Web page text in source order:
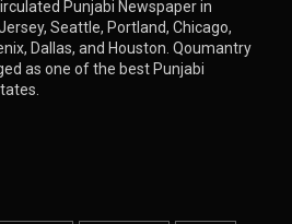
Punjabi Newspaper in
Seattle, Portland, Chicago,
Dallas, and Houston. Qoumantry
as one of the best Punjabi